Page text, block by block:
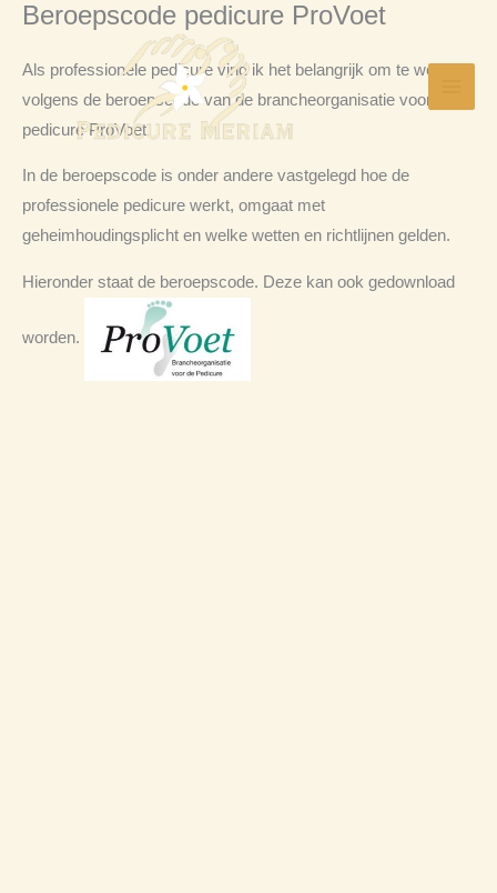
Skip
content
Beroepscode pedicure ProVoet
Als professionele pedicure vind ik het belangrijk om te werken
volgens de beroepscode van de brancheorganisatie voor
pedicure ProVoet.
In de beroepscode is onder andere vastgelegd hoe de
professionele pedicure werkt, omgaat met
geheimhoudingsplicht en welke wetten en richtlijnen gelden.
Hieronder staat de beroepscode. Deze kan ook gedownload
worden.